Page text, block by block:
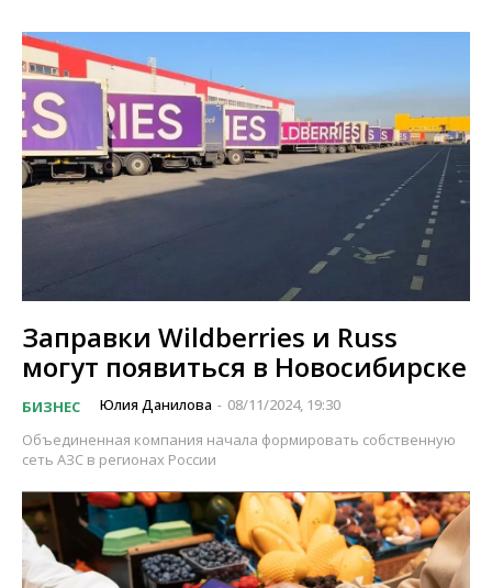
Заправки Wildberries и Russ
могут появиться в Новосибирске
БИЗНЕС Юлия Данилова - 08/11/2024, 19:30
Объединенная компания начала формировать собственную
сеть АЗС в регионах России